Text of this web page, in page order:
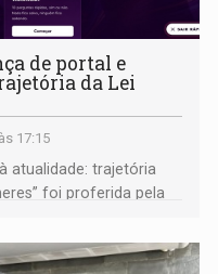
de portal e
da Lei
17:15
atualidade: trajetória
foi proferida pela